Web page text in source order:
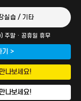
실습 / 기타
말 · 공휴일 휴무
기 >
나보세요!
나보세요!